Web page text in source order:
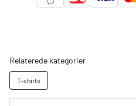
Relaterede kategorier
T-shirts